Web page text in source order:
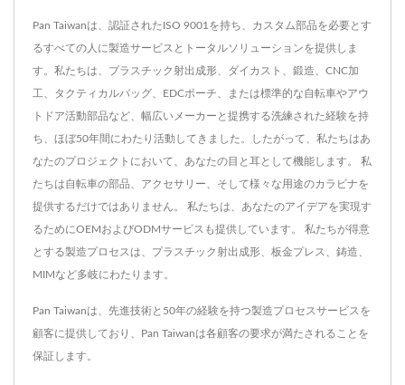
Pan Taiwanは、認証されたISO 9001を持ち、カスタム部品を必要とす
るすべての人に製造サービスとトータルソリューションを提供しま
す。私たちは、プラスチック射出成形、ダイカスト、鍛造、CNC加
工、タクティカルバッグ、EDCポーチ、または標準的な自転車やアウ
トドア活動部品など、幅広いメーカーと提携する洗練された経験を持
ち、ほぼ50年間にわたり活動してきました。したがって、私たちはあ
なたのプロジェクトにおいて、あなたの目と耳として機能します。 私
たちは自転車の部品、アクセサリー、そして様々な用途のカラビナを
提供するだけではありません。 私たちは、あなたのアイデアを実現す
るためにOEMおよびODMサービスも提供しています。 私たちが得意
とする製造プロセスは、プラスチック射出成形、板金プレス、鋳造、
MIMなど多岐にわたります。
Pan Taiwanは、先進技術と50年の経験を持つ製造プロセスサービスを
顧客に提供しており、Pan Taiwanは各顧客の要求が満たされることを
保証します。